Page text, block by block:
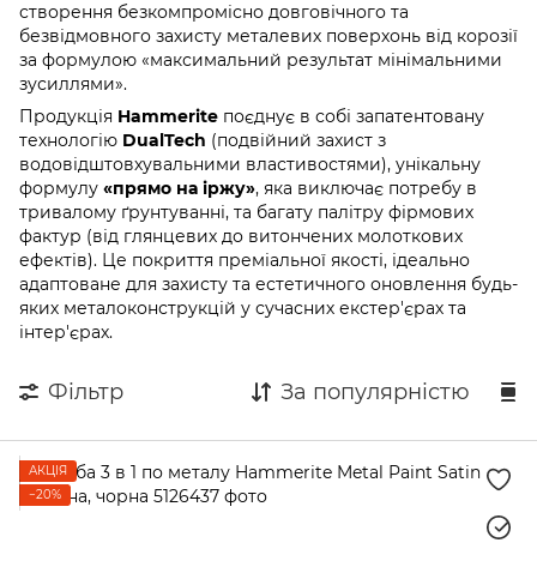
створення безкомпромісно довговічного та
безвідмовного захисту металевих поверхонь від корозії
за формулою «максимальний результат мінімальними
зусиллями».
Продукція Hammerite поєднує в собі запатентовану
технологію DualTech (подвійний захист з
водовідштовхувальними властивостями), унікальну
формулу «прямо на іржу», яка виключає потребу в
тривалому ґрунтуванні, та багату палітру фірмових
фактур (від глянцевих до витончених молоткових
ефектів). Це покриття преміальної якості, ідеально
адаптоване для захисту та естетичного оновлення будь-
яких металоконструкцій у сучасних екстер'єрах та
інтер'єрах.
Фільтр За популярністю
АКЦІЯ
−20%